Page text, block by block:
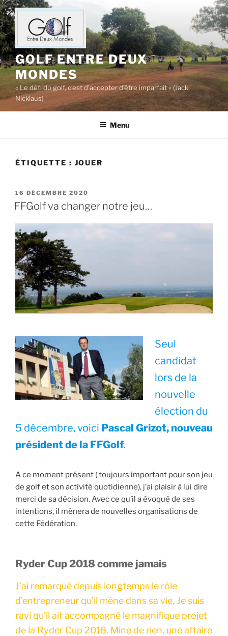
Aller
au
contenu
principal
GOLF ENTRE DEUX
MONDES
« Le défi du golf, c’est d’accepter d’être imparfait » (Jack
Nicklaus)
Menu
ÉTIQUETTE : JOUER
PUBLIÉ
LE
16 DÉCEMBRE 2020
FFGolf va changer notre jeu…
Seul
candidat
lors de la
nouvelle
élection du
5 décembre, voici Pascal Grizot, nouveau
président de la FFGolf.
A ce moment présent ( toujours important pour son jeu
de golf et son activité quotidienne), j’ai plaisir à lui dire
merci de sa décision. Avec ce qu’il a évoqué de ses
intentions, il mènera de nouvelles organisations de
cette Fédération.
Ryder Cup 2018 comme jamais
J’ai remarqué depuis longtemps le rôle
d’entrepreneur qu’il mène dans sa vie. Je suis
ravi qu’il ait accompagné le magnifique projet
de la Ryder Cup 2018. Mine de rien, une affaire